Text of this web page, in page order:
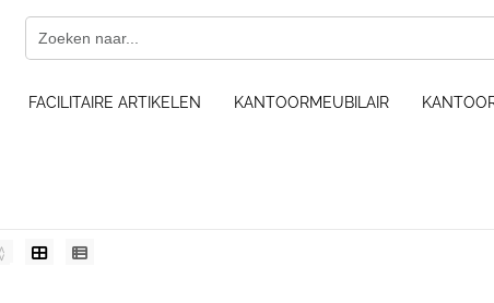
FACILITAIRE ARTIKELEN KANTOORMEUBILAIR